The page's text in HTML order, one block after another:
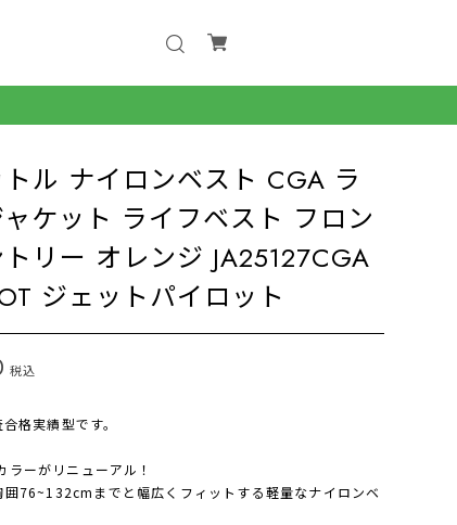
ル ナイロンベスト CGA ラ
ケット ライフベスト フロン
トリー オレンジ JA25127CGA
ジェットパイロット
税込
格実績型です。
ラーがリニューアル！
囲76~132cmまでと幅広くフィットする軽量なナイロンベ